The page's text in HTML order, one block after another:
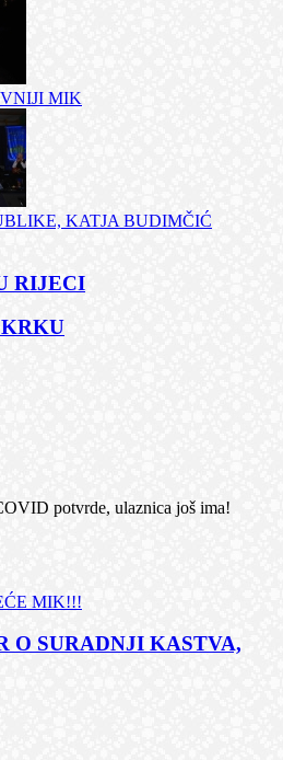
MIK
KATJA BUDIMČIĆ
RIJECI
potvrde, ulaznica još ima!
MIK!!!
O SURADNJI KASTVA,